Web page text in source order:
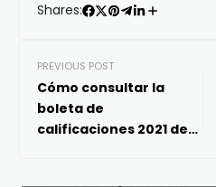
Shares:
PREVIOUS POST
Cómo consultar la
boleta de
calificaciones 2021 de